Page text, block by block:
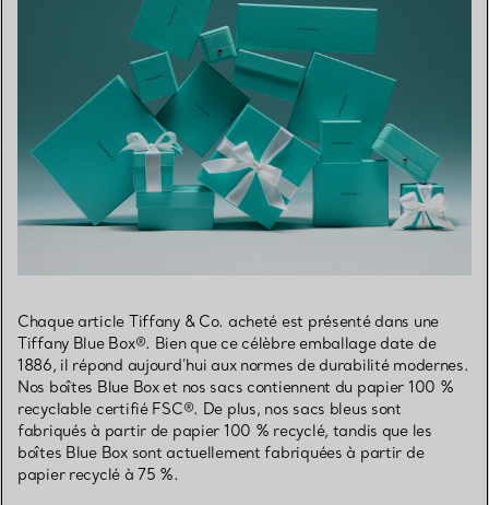
Chaque article Tiffany & Co. acheté est présenté dans une
Tiffany Blue Box®. Bien que ce célèbre emballage date de
1886, il répond aujourd’hui aux normes de durabilité modernes.
Nos boîtes Blue Box et nos sacs contiennent du papier 100 %
recyclable certifié FSC®. De plus, nos sacs bleus sont
fabriqués à partir de papier 100 % recyclé, tandis que les
boîtes Blue Box sont actuellement fabriquées à partir de
papier recyclé à 75 %.